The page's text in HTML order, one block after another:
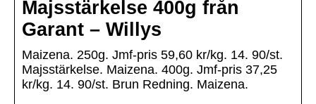
Majsstärkelse 400g från
Garant – Willys
Maizena. 250g. Jmf-pris 59,60 kr/kg. 14. 90/st.
Majsstärkelse. Maizena. 400g. Jmf-pris 37,25
kr/kg. 14. 90/st. Brun Redning. Maizena.